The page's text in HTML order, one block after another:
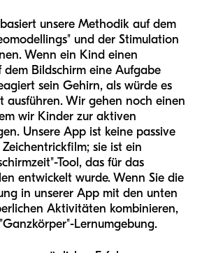
unsere Methodik auf dem
und der Stimulation
Wenn ein Kind einen
Bildschirm eine Aufgabe
sein Gehirn, als würde es
ausführen. Wir gehen noch einen
wir Kinder zur aktiven
Unsere App ist keine passive
sie ist ein
Tool, das für das
entwickelt wurde. Wenn Sie die
in unserer App mit den unten
Aktivitäten kombinieren,
Lernumgebung.